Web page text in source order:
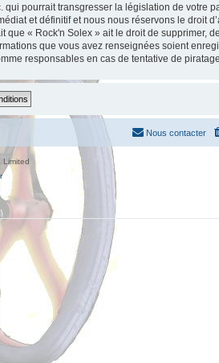
pourrait transgresser la législation de votre
et définitif et nous nous réservons le droit
« Rock'n Solex » ait le droit de supprimer,
que vous avez renseignées soient
responsables en cas de tentative de
Nous contacter
Limited